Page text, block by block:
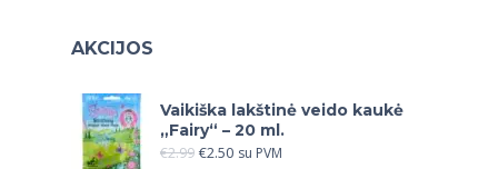
AKCIJOS
Vaikiška lakštinė veido kaukė
„Fairy“ – 20 ml.
€2.99 €2.50 su PVM